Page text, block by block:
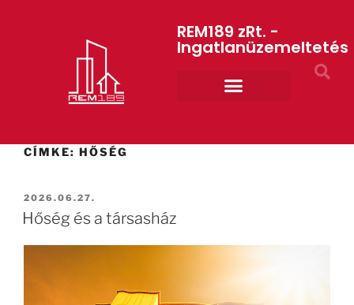
REM189 zRt. -
Ingatlanüzemeltetés
CÍMKE: HŐSÉG
2026.06.27.
Hőség és a társasház